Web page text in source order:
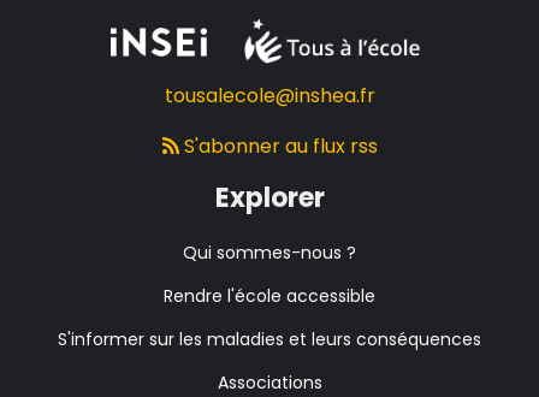
tousalecole@inshea.fr
S'abonner au flux rss
Explorer
Qui sommes-nous ?
Rendre l'école accessible
S'informer sur les maladies et leurs conséquences
Associations